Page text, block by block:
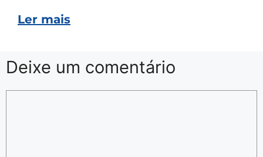
Ler mais
Deixe um comentário